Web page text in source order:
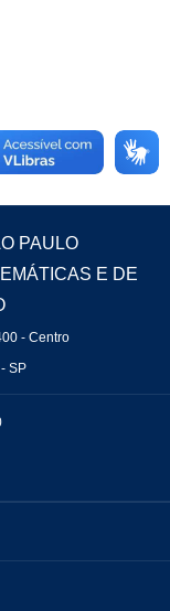
PAULO
E DE
- Centro
SP